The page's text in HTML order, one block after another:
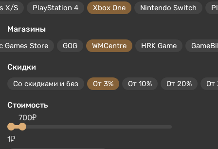
X/S PlayStation 4 Xbox One Nintendo Switch
Магазины
Games Store GOG WMCentre HRK Game
Скидки
Со скидками и без От 3% От 10% От 20% От
Стоимость
1₽
700₽